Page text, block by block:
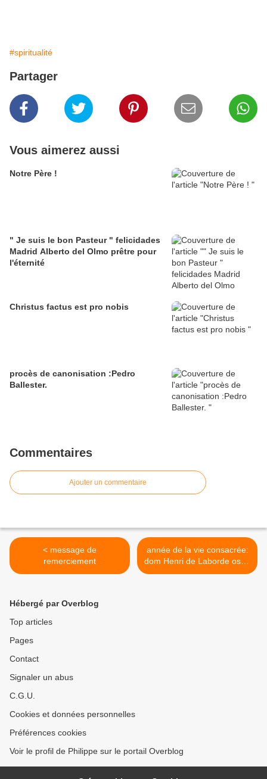
#spiritualité
Partager
Vous aimerez aussi
Notre Père !
" Je suis le bon Pasteur " felicidades
Madrid Alberto del Olmo prêtre pour
l'éternité
Christus factus est pro nobis
procès de canonisation :Pedro
Ballester.
Commentaires
Ajouter un commentaire
< message de
remerciement
année de la vie consacrée:
dom Henri de Laborde osb+
>
Hébergé par Overblog
Top articles
Pages
Contact
Signaler un abus
C.G.U.
Cookies et données personnelles
Préférences cookies
Voir le profil de Philippe sur le portail Overblog